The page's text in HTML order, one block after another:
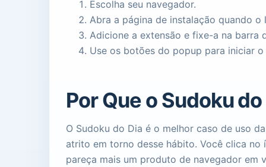
Escolha seu navegador.
Abra a página de instalação quando
Adicione a extensão e fixe-a na barra
Use os botões do popup para iniciar
Por Que o Sudoku
O Sudoku do Dia é o melhor caso de uso
atrito em torno desse hábito. Você clica
pareça mais um produto de navegador em